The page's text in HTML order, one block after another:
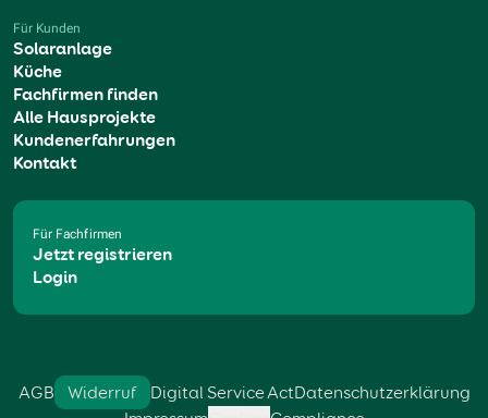
Für Kunden
Solaranlage
Küche
Fachfirmen finden
Alle Hausprojekte
Kundenerfahrungen
Kontakt
Für Fachfirmen
Jetzt registrieren
Login
AGB Widerruf Digital Service ActDatenschutzerklärung